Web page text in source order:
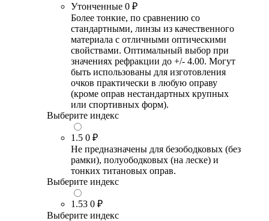
Утонченные 0 ₽
Более тонкие, по сравнению со
стандартными, линзы из качественного
материала с отличными оптическими
свойствами. Оптимальный выбор при
значениях рефракции до +/- 4.00. Могут
быть использованы для изготовления
очков практически в любую оправу
(кроме оправ нестандартных крупных
или спортивных форм).
Выберите индекс
1.5 0 ₽
Не предназначены для безободковых (без
рамки), полуободковых (на леске) и
тонких титановых оправ.
Выберите индекс
1.53 0 ₽
Выберите индекс